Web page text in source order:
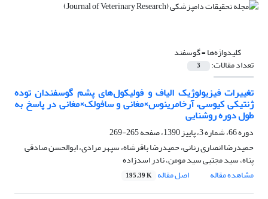
کلیدواژه‌ها =‌گوسفند
تعداد مقالات: 3
تغییرات فیزیولوژیک الیاف و فولیکول‌های پشم گوسفندان توده
ژنتیکی کیوسی، آرخامرینوس‌×‌مغانی و سافولک‌×‌مغانی در پاسخ به
طول دوره روشنایی
دوره 66، شماره 3، پاییز 1390، صفحه
265-269
حمیدرضا انصاری رنانی، حمیدرضا باقرشاه، سپهر مرادی، ابوالحسن صادقی
پناه، سید مجتبی سید مومن، نادر اسدزاده
مشاهده مقاله
اصل مقاله 195.39 K